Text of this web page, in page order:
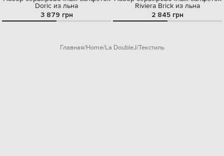
Doric из льна
3 879 грн
Riviera Brick из льна
2 845 грн
Главная Home La DoubleJ Текстиль